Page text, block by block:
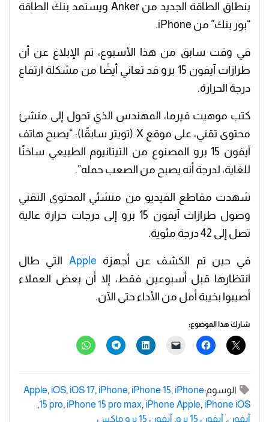
بنطاق الطاقة الجديد من Anker ويستمد بنك الطاقة
“بور بنك” من iPhone.
في وقت سابق من هذا الأسبوع، تم الإبلاغ عن أن
طرازات آيفون 15 برو قد تعاني أيضًا من مشكلة ارتفاع
درجة الحرارة.
كتب موهيت فيرما، المهندس الذي تحول إلى منشئ
محتوى تقني، على موقع X (تويتر سابقًا): “يصبح هاتف
آيفون 15 برو المصنوع من التيتانيوم الطبيعي ساخنًا
للغاية، لدرجة أنه يصبح من الصعب حمله”.
شهدت مقاطع الفيديو من منشئي المحتوى التقني
وصول طرازات آيفون 15 برو إلى درجات حرارة عالية
تصل إلى 42 درجة مئوية.
في حين تم الكشف عن أجهزة Apple التي طال
انتظارها قبل أسبوعين فقط، إلا أن بعض العملاء
أصيبوا بخيبة أمل من الأداء حتى الآن.
شارك هذا الموضوع:
الوسوم: Apple, iOS, iOS 17, iPhone, iPhone 15, iPhone
15 pro, iPhone 15 pro max, iPhone Apple, iPhone iOS
,
آيفون, آيفون 15 برو , آيفون 15 برو ماكس